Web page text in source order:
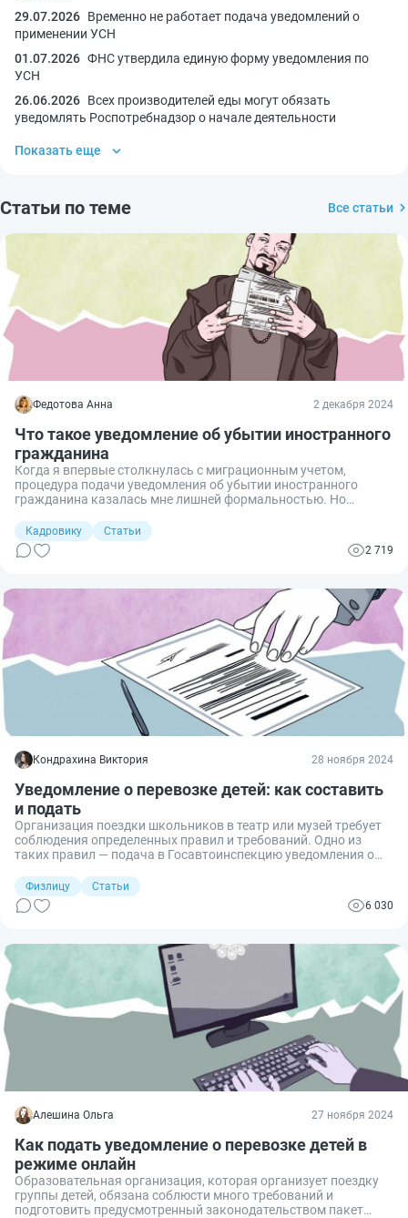
29.07.2026 Временно не работает подача уведомлений о
применении УСН
01.07.2026 ФНС утвердила единую форму уведомления по
УСН
26.06.2026 Всех производителей еды могут обязать
уведомлять Роспотребнадзор о начале деятельности
Показать еще
Статьи по теме Все статьи
Федотова Анна 2 декабря 2024
Что такое уведомление об убытии иностранного
гражданина
Когда я впервые столкнулась с миграционным учетом,
процедура подачи уведомления об убытии иностранного
гражданина казалась мне лишней формальностью. Но
уехал месяц назад, числится на адресе нашей организации.
Миграционные органы начали задавать вопросы. С тех пор я
всегда подаю сведения о выбытии иностранцев и вам
Кадровику
Статьи
2 719
Кондрахина Виктория 28 ноября 2024
Уведомление о перевозке детей: как составить
и подать
Организация поездки школьников в театр или музей требует
соблюдения определенных правил и требований. Одно из
таких правил — подача в Госавтоинспекцию уведомления о
оформлять? Разберёмся подробнее в данной теме.
Физлицу
Статьи
6 030
Алешина Ольга 27 ноября 2024
Как подать уведомление о перевозке детей в
режиме онлайн
Образовательная организация, которая организует поездку
группы детей, обязана соблюсти много требований и
подготовить предусмотренный законодательством пакет